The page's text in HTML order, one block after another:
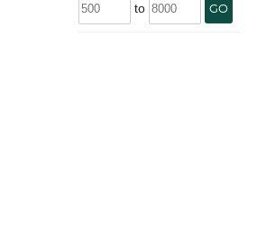
to GO